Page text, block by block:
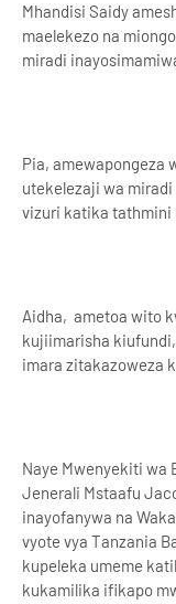
Mhandisi Saidy
maelekezo na
miradi
Pia, amewapongeza
utekelezaji wa
vizuri katika tathmini
Aidha, ametoa wito
kujiimarisha
imara zitakazoweza
Naye Mwenyekiti wa
Jenerali Mstaafu
inayofanywa na
vyote vya Tanzania
kupeleka umeme
kukamilika ifikapo